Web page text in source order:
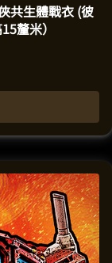
共生體戰衣 (彼
釐米）